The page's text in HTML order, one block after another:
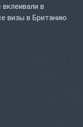
в
визы в Британию